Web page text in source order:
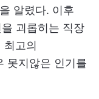
알렸다. 이후
을 괴롭히는 직장
최고의
못지않은 인기를